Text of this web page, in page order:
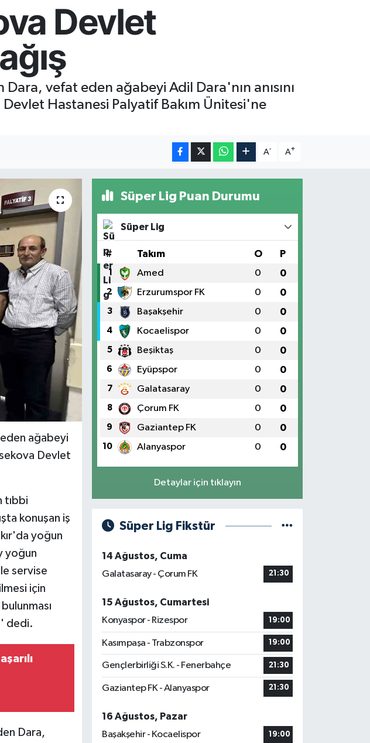
Devlet
vefat eden ağabeyi Adil Dara'nın anısını
Hastanesi Palyatif Bakım Ünitesi'ne
A- A+
ağabeyi
Devlet
tıbbi
konuşan iş
yoğun
yoğun
servise
için
dedi.
Dara,
Süper Lig Puan Durumu
Süper Lig
# Takım O P
1 Amed 0 0
2 Erzurumspor FK 0 0
3 Başakşehir 0 0
4 Kocaelispor 0 0
5 Beşiktaş 0 0
6 Eyüpspor 0 0
7 Galatasaray 0 0
8 Çorum FK 0 0
9 Gaziantep FK 0 0
10 Alanyaspor 0 0
Detaylar için tıklayın
Süper Lig Fikstür
14 Ağustos, Cuma
Galatasaray - Çorum FK
21:30
15 Ağustos, Cumartesi
Konyaspor - Rizespor
19:00
Kasımpaşa - Trabzonspor 19:00
Gençlerbirliği S.K. - Fenerbahçe 21:30
Gaziantep FK - Alanyaspor 21:30
16 Ağustos, Pazar
Başakşehir - Kocaelispor
19:00